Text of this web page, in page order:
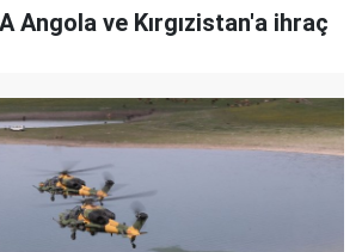
Angola ve Kırgızistan'a ihraç